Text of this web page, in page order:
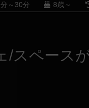
～30分 8歳～
/スペース